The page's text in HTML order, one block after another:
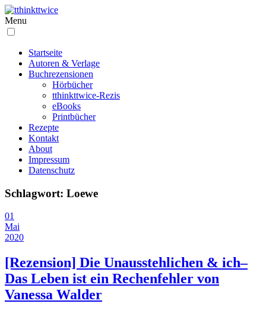
Menu
Startseite
Autoren & Verlage
Buchrezensionen
Hörbücher
tthinkttwice-Rezis
eBooks
Printbücher
Rezepte
Kontakt
About
Impressum
Datenschutz
Schlagwort: Loewe
01
Mai
2020
[Rezension] Die Unausstehlichen & ich–
Das Leben ist ein Rechenfehler von
Vanessa Walder